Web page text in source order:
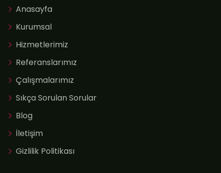
Anasayfa
Kurumsal
Hizmetlerimiz
Referanslarımız
Çalışmalarımız
Sıkça Sorulan Sorular
Blog
İletişim
Gizlilik Politikası